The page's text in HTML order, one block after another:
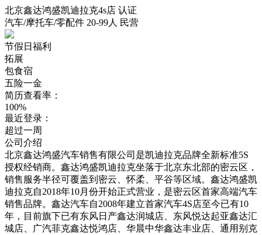
北京鑫达鸿盛凯迪拉克4s店 认证
汽车/摩托车/零配件 20-99人 民营
节假日福利
拓展
包食宿
五险一金
简历查看率：
100%
最近登录：
超过一周
公司介绍
北京鑫达鸿盛汽车销售有限公司是凯迪拉克品牌全新标准5S
授权经销商。鑫达鸿盛凯迪拉克坐落于北京东北部的密云区，
销售服务半径可覆盖到密云、怀柔、平谷等区域。鑫达鸿盛凯
迪拉克自2018年10月份开始正式营业，是密云区首家高端汽车
销售品牌。鑫达汽车自2008年建立首家汽车4S店至今已有10
年，目前旗下已有东风日产鑫达润城店、东风悦达起亚鑫达汇
城店、广汽菲克鑫达悦鸿店、华晨中华鑫达丰业店、通用别克